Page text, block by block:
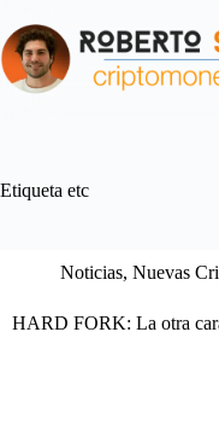
al
contenido
Etiqueta etc
Noticias, Nuevas
HARD FORK: La otra